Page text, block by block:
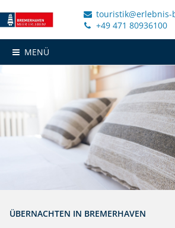
+49 471 80936100
MENÜ
ÜBERNACHTEN IN BREMERHAVEN